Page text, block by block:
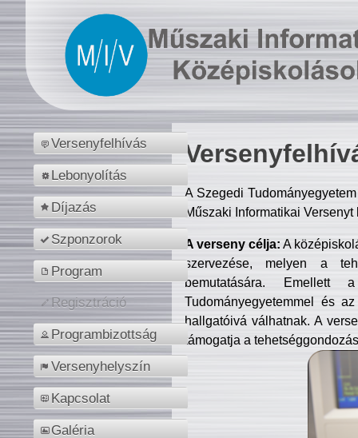
Versenyfelhívás
Lebonyolítás
Díjazás
Szponzorok
Program
Regisztráció
Programbizottság
Versenyhelyszín
Kapcsolat
Galéria
A Szegedi
Műszaki Informatikai
A verseny célja: A
szervezése, melyen a
bemutatására. Emellett
Tudományegyetemmel és
hallgatóivá válhatnak. A
támogatja a